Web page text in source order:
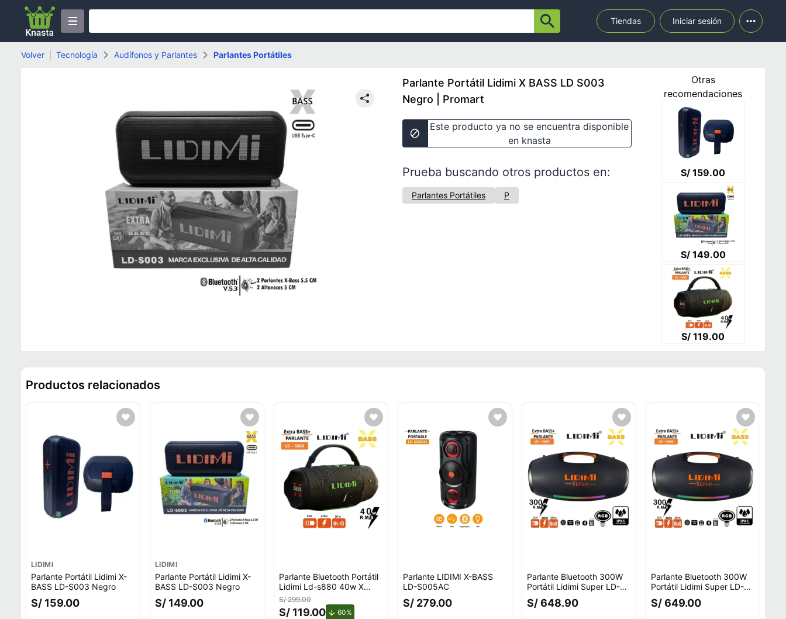
Tiendas Iniciar sesión
Volver Tecnología Audífonos y Parlantes Parlantes Portátiles
Parlante Portátil Lidimi X BASS LD S003
Negro | Promart
Este producto ya no se encuentra disponible
en knasta
Prueba buscando otros productos en:
Parlantes Portátiles P
Otras
recomendaciones
S/ 159.00
S/ 149.00
S/ 119.00
Productos relacionados
LIDIMI
Parlante Portátil Lidimi X-
BASS LD-S003 Negro
S/ 159.00
LIDIMI
Parlante Portátil Lidimi X-
BASS LD-S003 Negro
S/ 149.00
Parlante Bluetooth Portátil
Lidimi Ld-s880 40w X
Bass Negro
S/ 299.00
S/ 119.00 60%
Parlante LIDIMI X-BASS
LD-S005AC
S/ 279.00
Parlante Bluetooth 300W
Portátil Lidimi Super LD-
s684 X-bass Negro
S/ 648.90
Parlante Bluetooth 300W
Portátil Lidimi Super LD-
s684 X-bass Negro
S/ 649.00